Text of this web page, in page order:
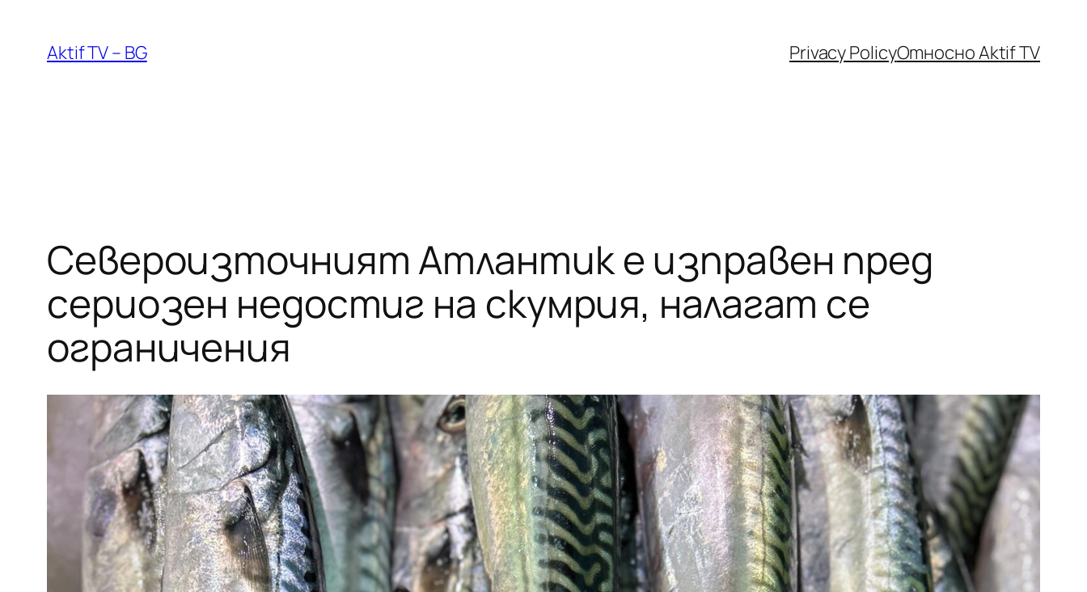
съдържанието
Aktif TV – BG Privacy PolicyОтносно Aktif TV
Североизточният Атлантик е изправен пред
сериозен недостиг на скумрия, налагат се
ограничения